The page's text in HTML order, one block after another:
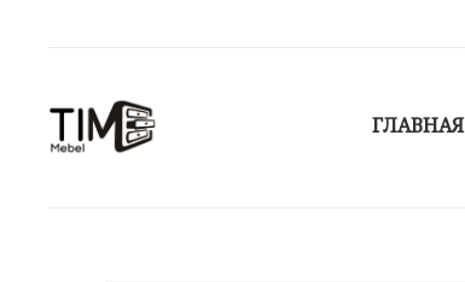
ГЛАВНАЯ